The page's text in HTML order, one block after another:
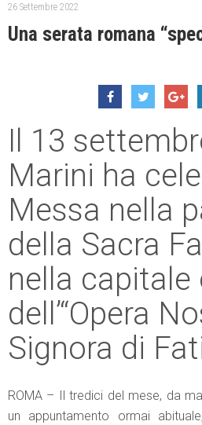
26 Settembre 2022
Una serata romana
Il 13
Marini ha
Messa nella
della Sacra
nella capitale
dell’“Opera
Signora di
ROMA – Il tredici del mese, da
un appuntamento ormai